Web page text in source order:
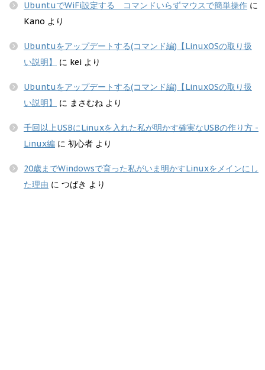
UbuntuでWiFi設定する コマンドいらずマウスで簡単操作 に
Kano より
Ubuntuをアップデートする(コマンド編)【LinuxOSの取り扱
い説明】
に kei より
Ubuntuをアップデートする(コマンド編)【LinuxOSの取り扱
い説明】
に まさむね より
千回以上USBにLinuxを入れた私が明かす確実なUSBの作り方 -
Linux編 に 初心者 より
20歳までWindowsで育った私がいま明かすLinuxをメインにし
た理由 に つばき より